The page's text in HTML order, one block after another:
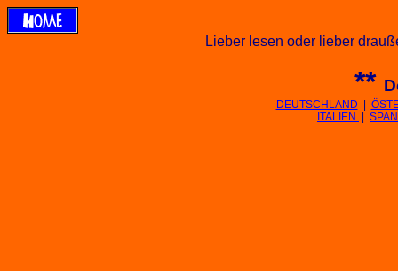
Lieber lesen oder lieber
**
DEUTSCHLAND
ITALIEN